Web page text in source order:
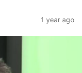
1 year ago